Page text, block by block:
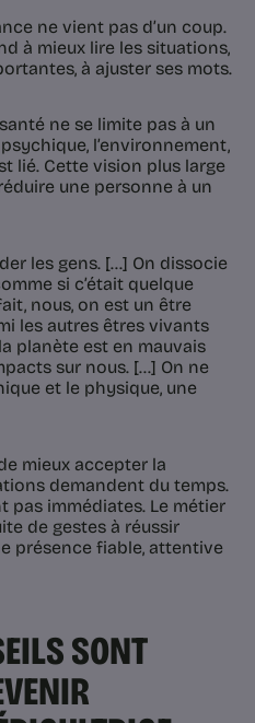
ne vient pas d’un coup.
à mieux lire les situations,
à ajuster ses mots.
ne se limite pas à un
l’environnement,
lié. Cette vision plus large
une personne à un
les gens. [...] On dissocie
si c’était quelque
nous, on est un être
les autres êtres vivants
planète est en mauvais
sur nous. [...] On ne
et le physique, une
mieux accepter la
demandent du temps.
pas immédiates. Le métier
de gestes à réussir
présence fiable, attentive
SONT